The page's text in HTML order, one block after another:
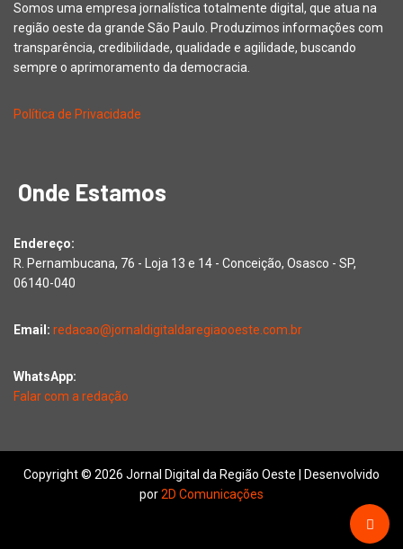
Somos uma empresa jornalística totalmente digital, que atua na
região oeste da grande São Paulo. Produzimos informações com
transparência, credibilidade, qualidade e agilidade, buscando
sempre o aprimoramento da democracia.
Política de Privacidade
Onde Estamos
Endereço:
R. Pernambucana, 76 - Loja 13 e 14 - Conceição, Osasco - SP,
06140-040
Email: redacao@jornaldigitaldaregiaooeste.com.br
WhatsApp:
Falar com a redação
Copyright © 2026 Jornal Digital da Região Oeste | Desenvolvido
por2D Comunicações